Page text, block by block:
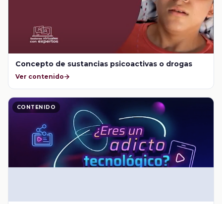
Concepto de sustancias psicoactivas o drogas
Ver contenido
CONTENIDO